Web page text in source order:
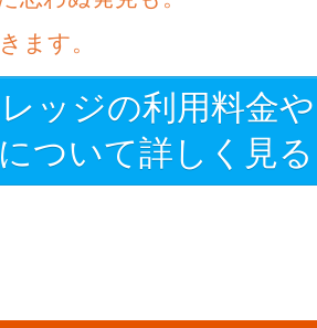
ます。
ッジの利用料金や
ついて詳しく見る